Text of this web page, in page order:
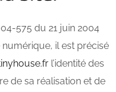
575 du 21 juin 2004
il est précisé
l’identité des
de sa réalisation et de